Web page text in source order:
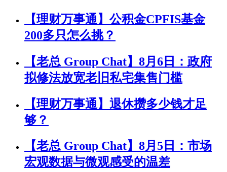
【理财万事通】公积金CPFIS基金
200多只怎么挑？
【老总 Group Chat】8月6日：政府
拟修法放宽老旧私宅集售门槛
【理财万事通】退休攒多少钱才足
够？
【老总 Group Chat】8月5日：市场
宏观数据与微观感受的温差